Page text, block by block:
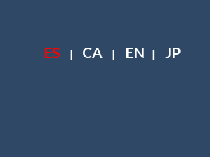
ES | CA | EN | JP